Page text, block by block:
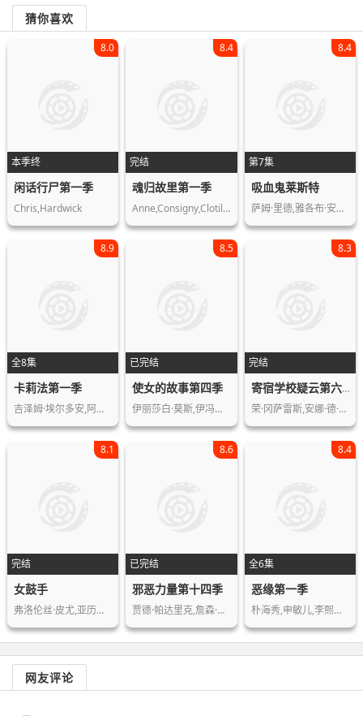
猜你喜欢
本季终
8.0
闲话行尸第一季
Chris,Hardwick
完结
8.4
魂归故里第一季
Anne,Consigny,Clotilde,Hesme,Céline,…
第7集
8.4
吸血鬼莱斯特
萨姆·里德,雅各布·安德森,阿萨德·扎…
全8集
8.9
卡莉法第一季
吉泽姆·埃尔多安,阿莱·里阿尼,兰斯洛…
已完结
8.5
使女的故事第四季
伊丽莎白·莫斯,伊冯娜·斯特拉霍夫斯…
完结
8.3
寄宿学校疑云第六季
荣·冈萨雷斯,安娜·德·阿玛斯,马丁尼…
完结
8.1
女鼓手
弗洛伦丝·皮尤,亚历山大·斯卡斯加德…
已完结
8.6
邪恶力量第十四季
贾德·帕达里克,詹森·阿克斯,米沙·克…
全6集
8.4
恶缘第一季
朴海秀,申敏儿,李熙俊,金成畇,李光洙,…
网友评论